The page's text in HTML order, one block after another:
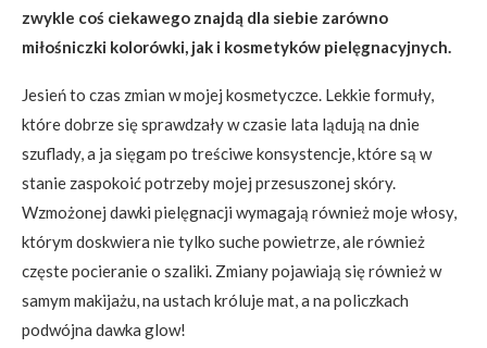
zwykle coś ciekawego znajdą dla siebie zarówno
miłośniczki kolorówki, jak i kosmetyków pielęgnacyjnych.
Jesień to czas zmian w mojej kosmetyczce. Lekkie formuły,
które dobrze się sprawdzały w czasie lata lądują na dnie
szuflady, a ja sięgam po treściwe konsystencje, które są w
stanie zaspokoić potrzeby mojej przesuszonej skóry.
Wzmożonej dawki pielęgnacji wymagają również moje włosy,
którym doskwiera nie tylko suche powietrze, ale również
częste pocieranie o szaliki. Zmiany pojawiają się również w
samym makijażu, na ustach króluje mat, a na policzkach
podwójna dawka glow!